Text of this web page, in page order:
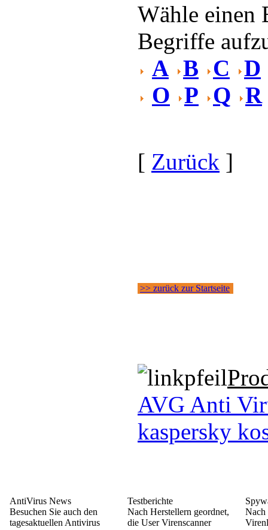
Wähle einen
Begriffe
A B C
D
O P Q R
[ Zurück ]
>> zurück zur Startseite
AVG Anti
kaspersky
AntiVirus News
Besuchen Sie auch den
tagesaktuellen Antivirus
Testberichte
Nach Herstellern geordnet,
die User Virenscanner
Nach